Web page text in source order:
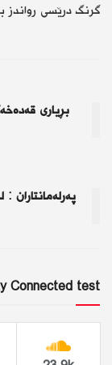
گرنگ درێسی رواندز
بڕیاری
پەرلەمانتاران
Connected test